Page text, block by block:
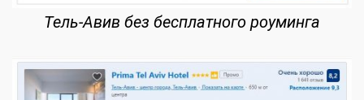
Тель-Авив без бесплатного роуминга